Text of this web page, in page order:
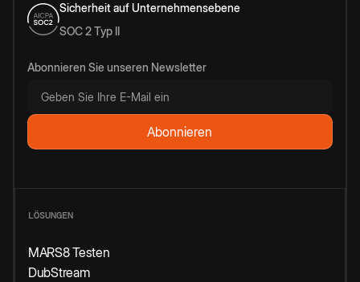
Sicherheit auf Unternehmensebene
SOC 2 Typ II
Abonnieren Sie unseren Newsletter
LÖSUNGEN
MARS8 Testen
DubStream